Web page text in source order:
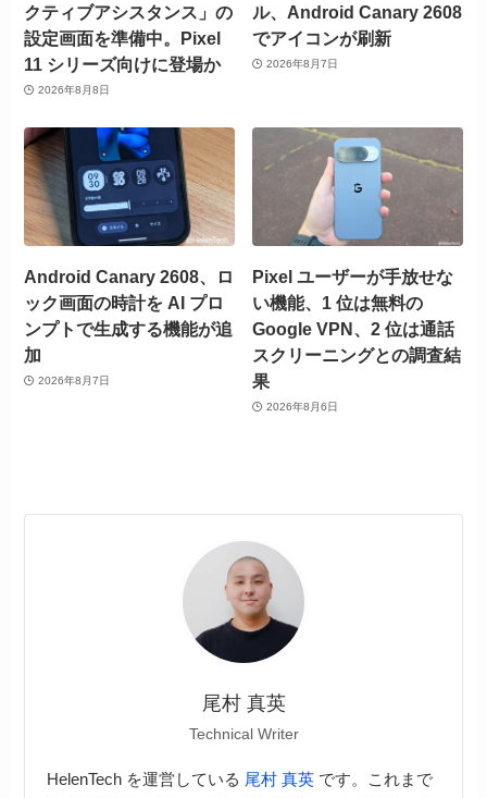
クティブアシスタンス」の
設定画面を準備中。Pixel
11 シリーズ向けに登場か
2026年8月8日
ル、Android Canary 2608
でアイコンが刷新
2026年8月7日
Android Canary 2608、ロ
ック画面の時計を AI プロ
ンプトで生成する機能が追
加
2026年8月7日
Pixel ユーザーが手放せな
い機能、1 位は無料の
Google VPN、2 位は通話
スクリーニングとの調査結
果
2026年8月6日
尾村 真英
Technical Writer
HelenTech を運営している 尾村 真英です。これまで